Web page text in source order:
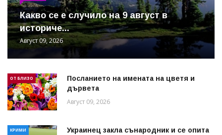
Какво се е случило на 9 август в
историче...
Август 09, 2026
ОТ БЛИЗО
Посланието на имената на цветя и
дървета
Август 09, 2026
КРИМИ
Украинец закла сънародник и се опита